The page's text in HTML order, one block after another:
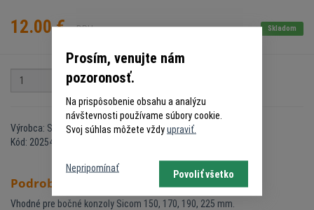
12.00€ s DPH Skladom
ks Do košíka
Výrobca: Sicom
Kód: 20254142
Podrobný popis
Vhodné pre bočné konzoly Sicom 150, 170, 190, 225 mm.
Prosím, venujte nám
pozoronosť.
Na prispôsobenie obsahu a analýzu
návštevnosti používame súbory cookie.
Svoj súhlas môžete vždyupraviť.
Nepripomínať
Povoliť všetko